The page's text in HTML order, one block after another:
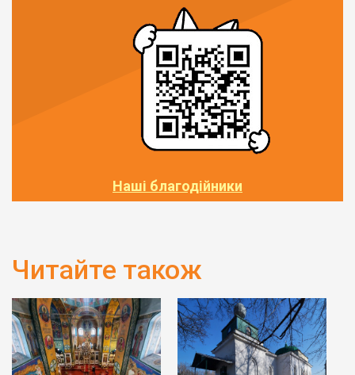
Наші благодійники
Читайте також